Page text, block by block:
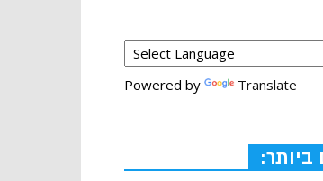
Powered by Translate